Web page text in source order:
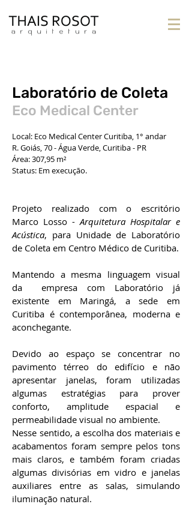
Laboratório de Coleta
Eco Medical Center
Local: Eco Medical Center Curitiba, 1° andar
R. Goiás, 70 - Água Verde, Curitiba - PR
Área: 307,95 m²
Status: Em execução.
Projeto realizado com o escritório
Marco Losso -Arquitetura Hospitalar e
Acústica, para Unidade de Laboratório
de Coleta em Centro Médico de Curitiba.
Mantendo a mesma linguagem visual
da empresa com Laboratório já
existente em Maringá, a sede em
Curitiba é contemporânea, moderna e
aconchegante.
Devido ao espaço se concentrar no
pavimento térreo do edifício e não
apresentar janelas, foram utilizadas
algumas estratégias para prover
conforto, amplitude espacial e
permeabilidade visual no ambiente.
Nesse sentido, a escolha dos materiais e
acabamentos foram sempre pelos tons
mais claros, e também foram criadas
algumas divisórias em vidro e janelas
auxiliares entre as salas, simulando
iluminação natural.